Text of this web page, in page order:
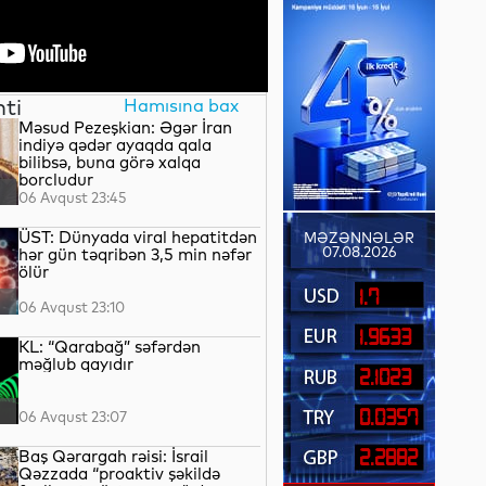
Hamısına bax
Məsud Pezeşkian: Əgər İran
indiyə qədər ayaqda qala
bilibsə, buna görə xalqa
borcludur
06 Avqust 23:45
ÜST: Dünyada viral hepatitdən
hər gün təqribən 3,5 min nəfər
ölür
06 Avqust 23:10
KL: “Qarabağ” səfərdən
məğlub qayıdır
06 Avqust 23:07
Baş Qərargah rəisi: İsrail
Qəzzada “proaktiv şəkildə
MƏZƏNNƏLƏR
07.08.2026
1.7
1.9633
2.1023
0.0357
2.2882